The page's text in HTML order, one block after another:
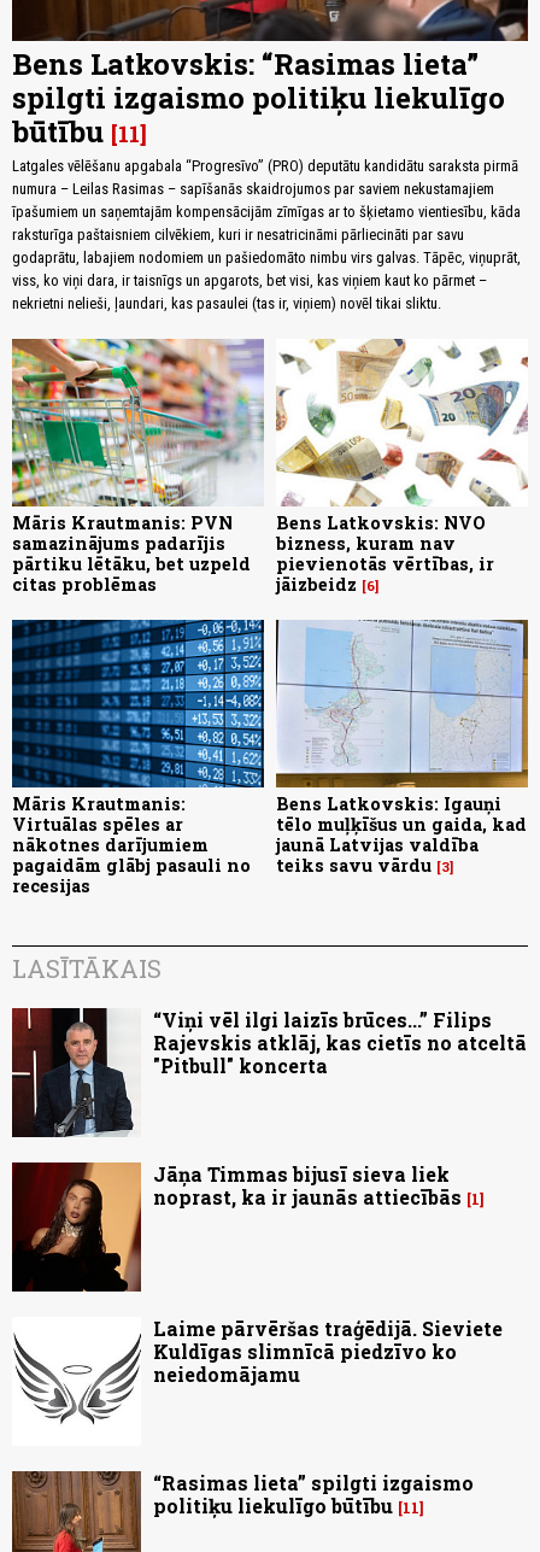
Bens Latkovskis: “Rasimas lieta”
spilgti izgaismo politiķu liekulīgo
būtību 11
Latgales vēlēšanu apgabala “Progresīvo” (PRO) deputātu kandidātu saraksta pirmā
numura – Leilas Rasimas – sapīšanās skaidrojumos par saviem nekustamajiem
īpašumiem un saņemtajām kompensācijām zīmīgas ar to šķietamo vientiesību, kāda
raksturīga paštaisniem cilvēkiem, kuri ir nesatricināmi pārliecināti par savu
godaprātu, labajiem nodomiem un pašiedomāto nimbu virs galvas. Tāpēc, viņuprāt,
viss, ko viņi dara, ir taisnīgs un apgarots, bet visi, kas viņiem kaut ko pārmet –
nekrietni nelieši, ļaundari, kas pasaulei (tas ir, viņiem) novēl tikai sliktu.
Māris Krautmanis: PVN
samazinājums padarījis
pārtiku lētāku, bet uzpeld
citas problēmas
Bens Latkovskis: NVO
bizness, kuram nav
pievienotās vērtības, ir
jāizbeidz
6
Māris Krautmanis:
Virtuālas spēles ar
nākotnes darījumiem
pagaidām glābj pasauli no
recesijas
Bens Latkovskis: Igauņi
tēlo muļķīšus un gaida, kad
jaunā Latvijas valdība
teiks savu vārdu 3
LASĪTĀKAIS
“Viņi vēl ilgi laizīs brūces...” Filips
Rajevskis atklāj, kas cietīs no atceltā
"Pitbull" koncerta
Jāņa Timmas bijusī sieva liek
noprast, ka ir jaunās attiecībās
1
Laime pārvēršas traģēdijā. Sieviete
Kuldīgas slimnīcā piedzīvo ko
neiedomājamu
“Rasimas lieta” spilgti izgaismo
politiķu liekulīgo būtību 11